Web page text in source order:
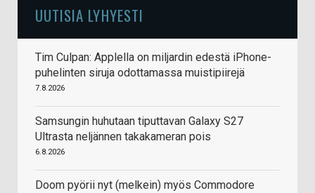
UUTISIA LYHYESTI
Tim Culpan: Applella on miljardin edestä iPhone-
puhelinten siruja odottamassa muistipiirejä
7.8.2026
Samsungin huhutaan tiputtavan Galaxy S27
Ultrasta neljännen takakameran pois
6.8.2026
Doom pyörii nyt (melkein) myös Commodore